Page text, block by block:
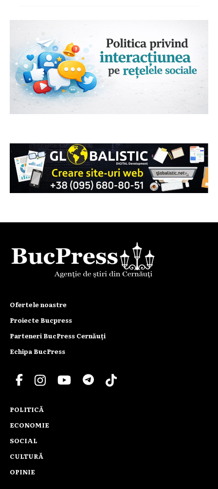
Ofertele noastre
Proiecte Bucpress
Parteneri BucPress Cernăuți
Echipa BucPress
POLITICĂ
ECONOMIE
SOCIAL
CULTURĂ
OPINIE